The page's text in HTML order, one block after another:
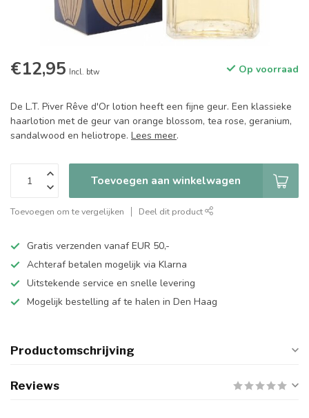
€12,95 Incl. btw Op voorraad
De L.T. Piver Rêve d'Or lotion heeft een fijne geur. Een klassieke
haarlotion met de geur van orange blossom, tea rose, geranium,
sandalwood en heliotrope. Lees meer.
Toevoegen aan winkelwagen
Toevoegen om te vergelijken Deel dit product
Gratis verzenden vanaf EUR 50,-
Achteraf betalen mogelijk via Klarna
Uitstekende service en snelle levering
Mogelijk bestelling af te halen in Den Haag
Productomschrijving
Reviews